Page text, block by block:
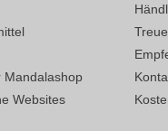
Mandalashop
Websites